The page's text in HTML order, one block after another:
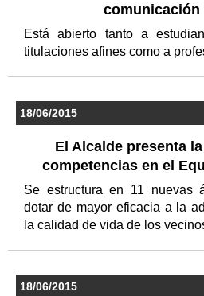
comunicación
Está abierto tanto a
titulaciones afines como a
18/06/2015
El Alcalde presenta
competencias en el
Se estructura en 11 nuevas
dotar de mayor eficacia a la
la calidad de vida de los
18/06/2015